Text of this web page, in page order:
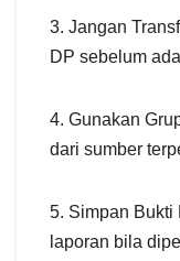
3. Jangan
DP sebelum
4. Gunakan
dari sumber
5. Simpan Bukti
laporan bila